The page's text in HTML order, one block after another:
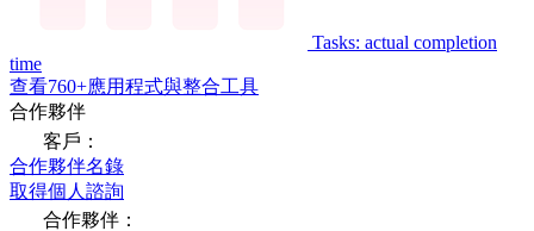
Tasks: actual completion
time
查看760+應用程式與整合工具
合作夥伴
客戶：
合作夥伴名錄
取得個人諮詢
合作夥伴：